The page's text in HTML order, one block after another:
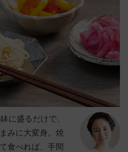
に盛るだけで、
みに大変身。焼
食べれば、手間